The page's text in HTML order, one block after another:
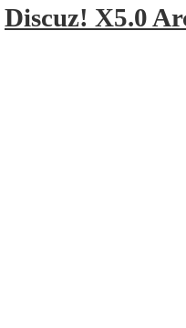
Discuz! X5.0